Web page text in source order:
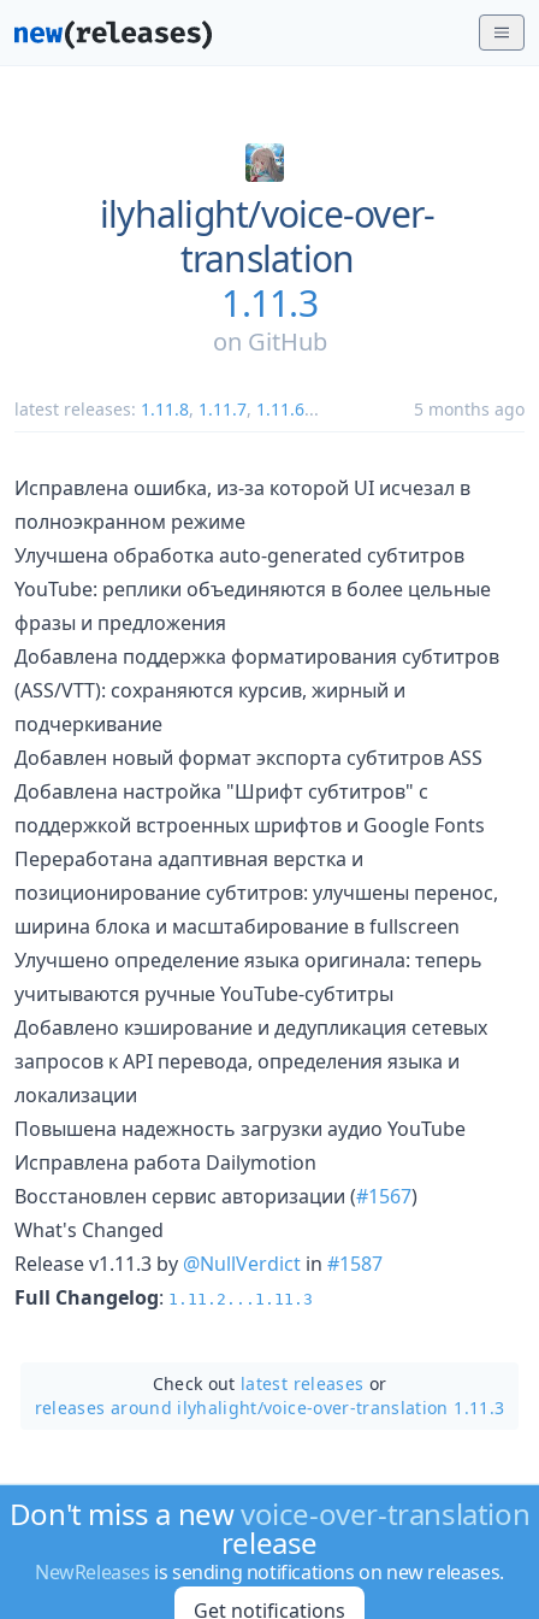
ilyhalight/voice-over-
translation
1.11.3
on GitHub
latest releases: 1.11.8, 1.11.7, 1.11.6... 5 months ago
Исправлена ошибка, из-за которой UI исчезал в
полноэкранном режиме
Улучшена обработка auto-generated субтитров
YouTube: реплики объединяются в более цельные
фразы и предложения
Добавлена поддержка форматирования субтитров
(ASS/VTT): сохраняются курсив, жирный и
подчеркивание
Добавлен новый формат экспорта субтитров ASS
Добавлена настройка "Шрифт субтитров" с
поддержкой встроенных шрифтов и Google Fonts
Переработана адаптивная верстка и
позиционирование субтитров: улучшены перенос,
ширина блока и масштабирование в fullscreen
Улучшено определение языка оригинала: теперь
учитываются ручные YouTube-субтитры
Добавлено кэширование и дедупликация сетевых
запросов к API перевода, определения языка и
локализации
Повышена надежность загрузки аудио YouTube
Исправлена работа Dailymotion
Восстановлен сервис авторизации (#1567)
What's Changed
Release v1.11.3 by @NullVerdict in #1587
Full Changelog: 1.11.2...1.11.3
Check out latest releases or
releases around ilyhalight/voice-over-translation 1.11.3
Don't miss a newvoice-over-translation
release
NewReleases is sending notifications on new releases.
Get notifications